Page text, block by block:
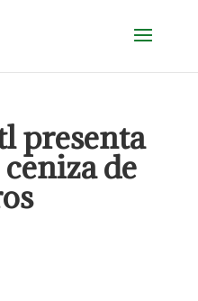
presenta
de